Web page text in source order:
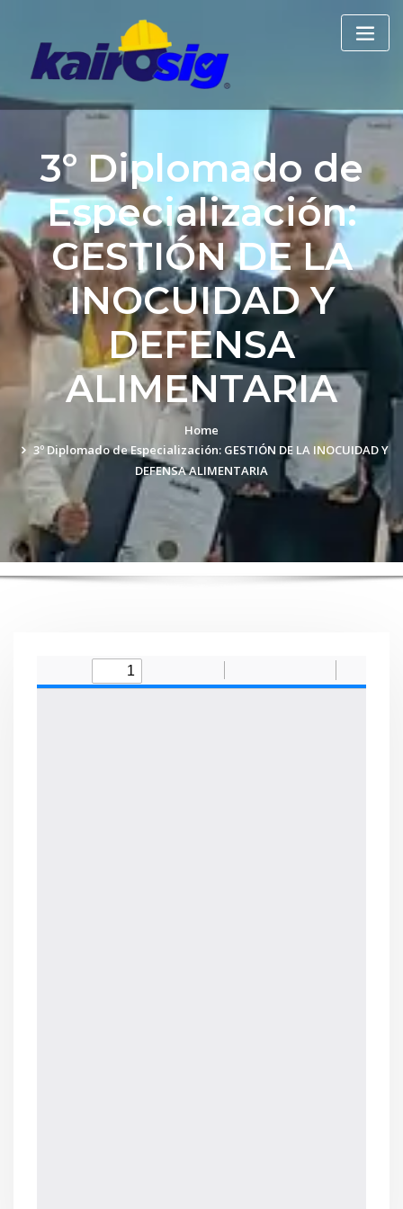
3º Diplomado de
Especialización:
GESTIÓN DE LA
INOCUIDAD Y
DEFENSA
ALIMENTARIA
Home
3º Diplomado de Especialización: GESTIÓN DE LA INOCUIDAD Y
DEFENSA ALIMENTARIA